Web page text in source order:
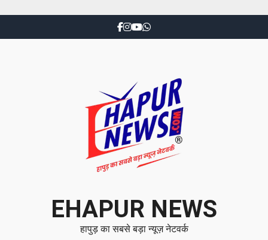
EHAPUR NEWS
हापुड़ का सबसे बड़ा न्यूज़ नेटवर्क